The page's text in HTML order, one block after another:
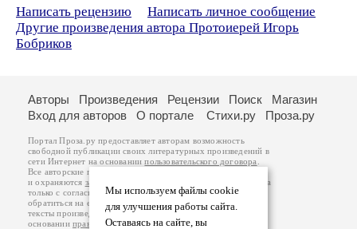
Написать рецензию
Написать личное сообщение
Другие произведения автора Протоиерей Игорь
Бобриков
Мы используем файлы cookie
для улучшения работы сайта.
Оставаясь на сайте, вы
Авторы Произведения Рецензии Поиск
Магазин
Вход для авторов
О портале Стихи.ру Проза.ру
Портал Проза.ру предоставляет авторам возможность
свободной публикации своих литературных произведений в
сети Интернет на основаниипользовательского договора
Все авторские права на произведения принадлежат авторам
и охраняются законом
. Перепечатка произведений возможна
только с согласия его автора, к которому вы можете
обратиться на его авторской странице. Ответственность за
тексты произведений авторы несут самостоятельно на
основанииправил публикацииизаконодательства